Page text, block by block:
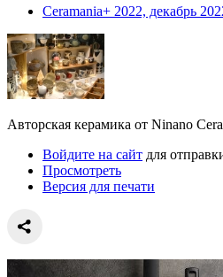
Ceramania+ 2022, декабрь
Авторская керамика от Ninano
Войдите на сайт для
Просмотреть
Версия для печати